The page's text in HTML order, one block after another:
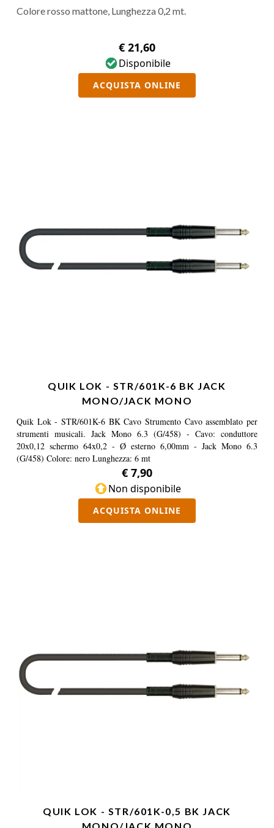
Colore rosso mattone, Lunghezza 0,2 mt.
€ 21,60
Disponibile
ACQUISTA ONLINE
QUIK LOK - STR/601K-6 BK JACK
MONO/JACK MONO
Quik Lok - STR/601K-6 BK Cavo Strumento Cavo assemblato per
strumenti musicali. Jack Mono 6.3 (G/458) - Cavo: conduttore
20x0,12 schermo 64x0,2 - Ø esterno 6,00mm - Jack Mono 6.3
(G/458) Colore: nero Lunghezza: 6 mt
€ 7,90
Non disponibile
ACQUISTA ONLINE
QUIK LOK - STR/601K-0,5 BK JACK